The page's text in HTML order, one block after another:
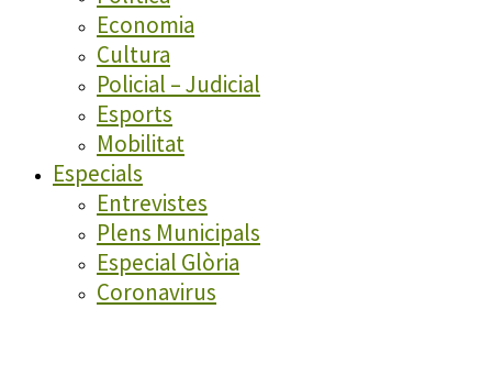
Economia
Cultura
Policial – Judicial
Esports
Mobilitat
Especials
Entrevistes
Plens Municipals
Especial Glòria
Coronavirus